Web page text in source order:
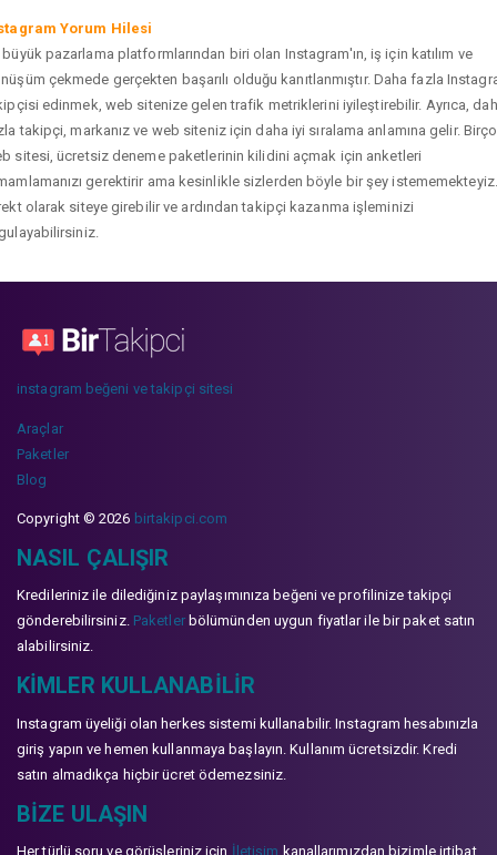
Yorum Hilesi
büyük pazarlama platformlarından biri olan Instagram'ın, iş için katılım ve
çekmede gerçekten başarılı olduğu kanıtlanmıştır. Daha fazla
edinmek, web sitenize gelen trafik metriklerini iyileştirebilir. Ayrıca,
takipçi, markanız ve web siteniz için daha iyi sıralama anlamına gelir.
sitesi, ücretsiz deneme paketlerinin kilidini açmak için anketleri
gerektirir ama kesinlikle sizlerden böyle bir şey istememekteyiz.
olarak siteye girebilir ve ardından takipçi kazanma işleminizi
instagram beğeni ve takipçi sitesi
Araçlar
Paketler
Blog
Copyright © 2026 birtakipci.com
NASIL ÇALIŞIR
Kredileriniz ile dilediğiniz paylaşımınıza beğeni ve profilinize takipçi
gönderebilirsiniz. Paketlerbölümünden uygun fiyatlar ile bir paket satın
alabilirsiniz.
KIMLER KULLANABILIR
Instagram üyeliği olan herkes sistemi kullanabilir. Instagram hesabınızla
giriş yapın ve hemen kullanmaya başlayın. Kullanım ücretsizdir. Kredi
satın almadıkça hiçbir ücret ödemezsiniz.
BIZE ULAŞIN
Her türlü soru ve görüşleriniz için İletişim kanallarımızdan bizimle irtibat